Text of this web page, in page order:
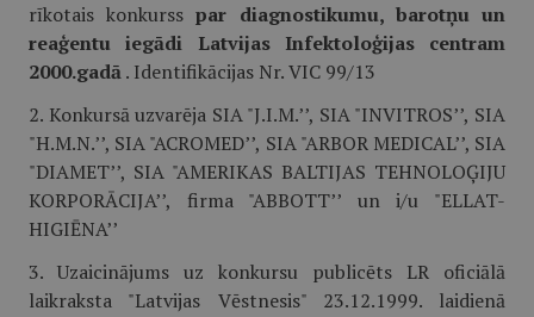
rīkotais konkursspar diagnostikumu, barotņu un
reaģentu iegādi Latvijas Infektoloģijas centram
2000.gadā. Identifikācijas Nr. VIC 99/13
2. Konkursā uzvarēja SIA "J.I.M.’’, SIA "INVITROS’’, SIA
"H.M.N.’’, SIA "ACROMED’’, SIA "ARBOR MEDICAL’’, SIA
"DIAMET’’, SIA "AMERIKAS BALTIJAS TEHNOLOĢIJU
KORPORĀCIJA’’, firma "ABBOTT’’ un i/u "ELLAT-
HIGIĒNA’’
3. Uzaicinājums uz konkursu publicēts LR oficiālā
laikraksta "Latvijas Vēstnesis" 23.12.1999. laidienā